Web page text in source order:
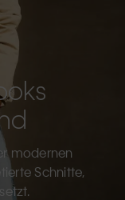
modernen
Schnitte,